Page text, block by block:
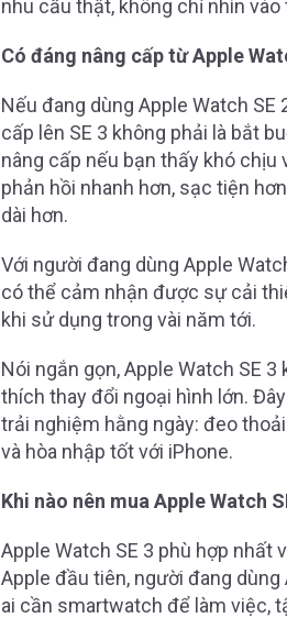
nhu cầu thật, không chỉ nhìn
Có đáng nâng cấp từ Apple
Nếu đang dùng Apple Watch
cấp lên SE 3 không phải là bắt
nâng cấp nếu bạn thấy khó chịu
phản hồi nhanh hơn, sạc tiện
dài hơn.
Với người đang dùng Apple
có thể cảm nhận được sự cải
khi sử dụng trong vài năm tới.
Nói ngắn gọn, Apple Watch SE
thích thay đổi ngoại hình lớn.
trải nghiệm hằng ngày: đeo
và hòa nhập tốt với iPhone.
Khi nào nên mua Apple Watch
Apple Watch SE 3 phù hợp nhất
Apple đầu tiên, người đang
ai cần smartwatch để làm việc,